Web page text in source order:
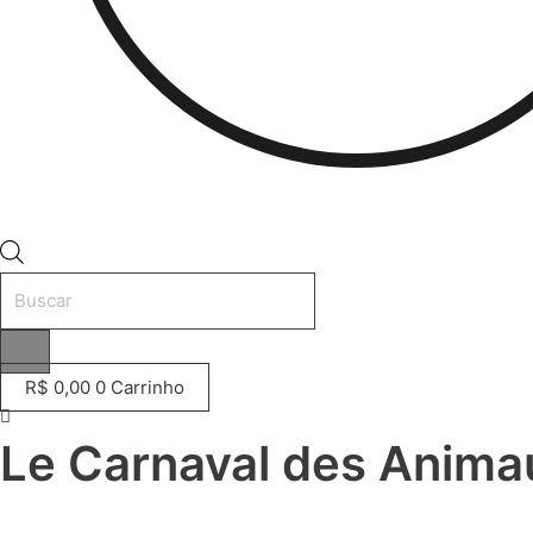
produtos
R$ 0,00 0 Carrinho
Le Carnaval des